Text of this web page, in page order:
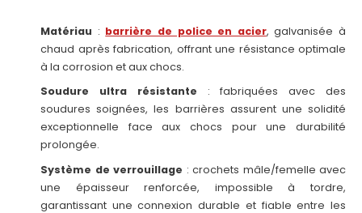
Matériau : barrière de police en acier, galvanisée à
chaud après fabrication, offrant une résistance optimale
à la corrosion et aux chocs.
Soudure ultra résistante : fabriquées avec des
soudures soignées, les barrières assurent une solidité
exceptionnelle face aux chocs pour une durabilité
prolongée.
Système de verrouillage : crochets mâle/femelle avec
une épaisseur renforcée, impossible à tordre,
garantissant une connexion durable et fiable entre les